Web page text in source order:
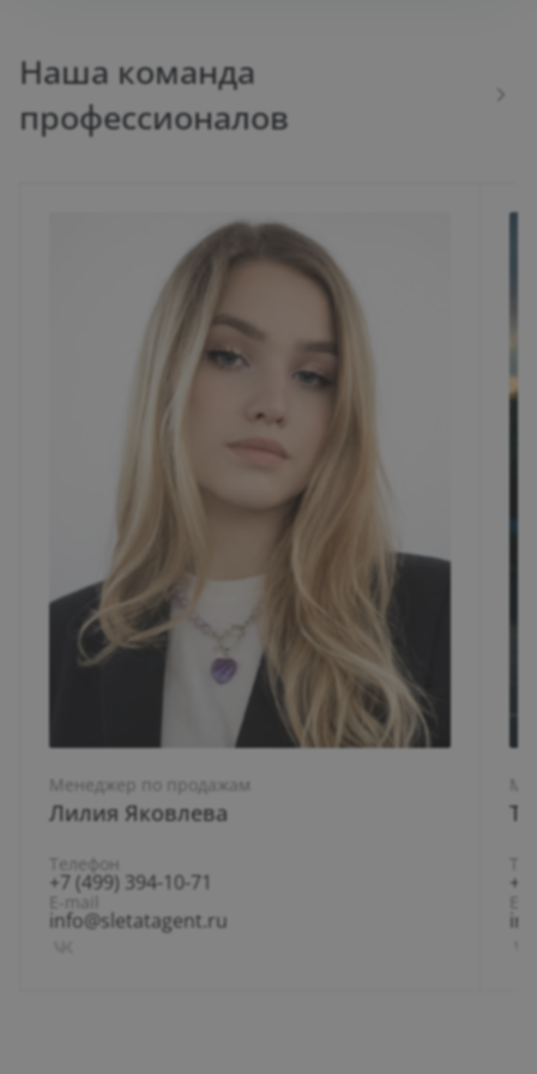
Наша команда
профессионалов
Менеджер по продажам
Лилия Яковлева
Телефон
+7 (499) 394-10-71
E-mail
info@sletatagent.ru